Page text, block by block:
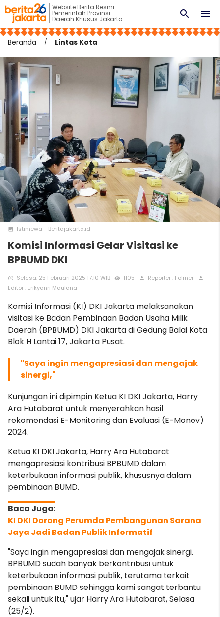
Website Berita Resmi
Pemerintah Provinsi
Daerah Khusus Jakarta menu
search
Beranda Lintas Kota
photo Istimewa - Beritajakarta.id
Komisi Informasi Gelar Visitasi ke
BPBUMD DKI
access_time Selasa, 25 Februari 2025 17:10 WIB remove_red_eye 1105 person Reporter : Folmer person
Editor : Erikyanri Maulana
Komisi Informasi (KI) DKI Jakarta melaksanakan
visitasi ke Badan Pembinaan Badan Usaha Milik
Daerah (BPBUMD) DKI Jakarta di Gedung Balai Kota
Blok H Lantai 17, Jakarta Pusat.
"Saya ingin mengapresiasi dan mengajak
sinergi,"
Kunjungan ini dipimpin Ketua KI DKI Jakarta, Harry
Ara Hutabarat untuk menyerahkan hasil
rekomendasi E-Monitoring dan Evaluasi (E-Monev)
2024.
Ketua KI DKI Jakarta, Harry Ara Hutabarat
mengapresiasi kontribusi BPBUMD dalam
keterbukaan informasi publik, khususnya dalam
pembinaan BUMD.
KI DKI Dorong Perumda Pembangunan Sarana
Jaya Jadi Badan Publik Informatif
"Saya ingin mengapresiasi dan mengajak sinergi.
BPBUMD sudah banyak berkontribusi untuk
keterbukaan informasi publik, terutama terkait
pembinaan BUMD sehingga kami sangat terbantu
sekali untuk itu," ujar Harry Ara Hutabarat, Selasa
(25/2).